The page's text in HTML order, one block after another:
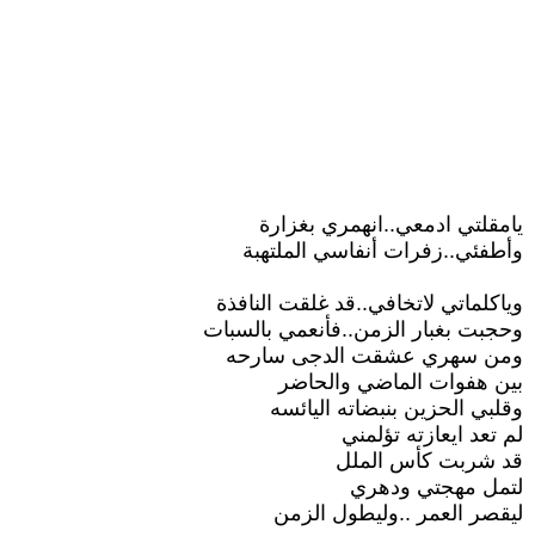
يامقلتي ادمعي..انهمري بغزارة
وأطفئي..زفرات أنفاسي الملتهبة
وياكلماتي لاتخافي..قد غلقت النافذة
وحجبت بغبار الزمن..فأنعمي بالسبات
ومن سهري عشقت الدجى سارحه
بين هفوات الماضي والحاضر
وقلبي الحزين بنبضاته اليائسه
لم تعد ايعازته تؤلمني
قد شربت كأس الملل
لتمل مهجتي ودهري
ليقصر العمر ..وليطول الزمن